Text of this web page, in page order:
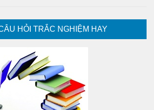
HỎI TRẮC NGHIỆM HAY